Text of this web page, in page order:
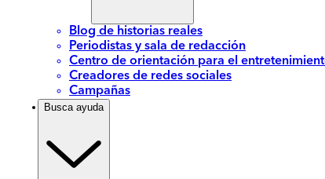
Blog de historias reales
Periodistas y sala de redacción
Centro de orientación para el
Creadores de redes sociales
Campañas
Busca ayuda